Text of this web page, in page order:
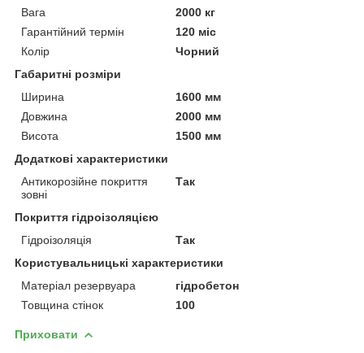
Вага
2000 кг
Гарантійний термін
120 міс
Колір
Чорний
Габаритні розміри
Ширина
1600 мм
Довжина
2000 мм
Висота
1500 мм
Додаткові характеристики
Антикорозійне покриття
зовні
Так
Покриття гідроізоляцією
Гідроізоляція
Так
Користувальницькі характеристики
Матеріал резервуара
гідробетон
Товщина стінок
100
Приховати